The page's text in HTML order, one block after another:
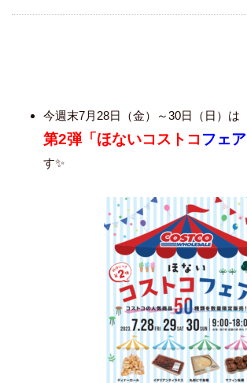
今週末7月28日（金）～30日（日）は
第2弾「ほないコストコ フェア
す✨